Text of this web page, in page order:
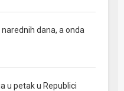
dana, a onda
u petak u Republici